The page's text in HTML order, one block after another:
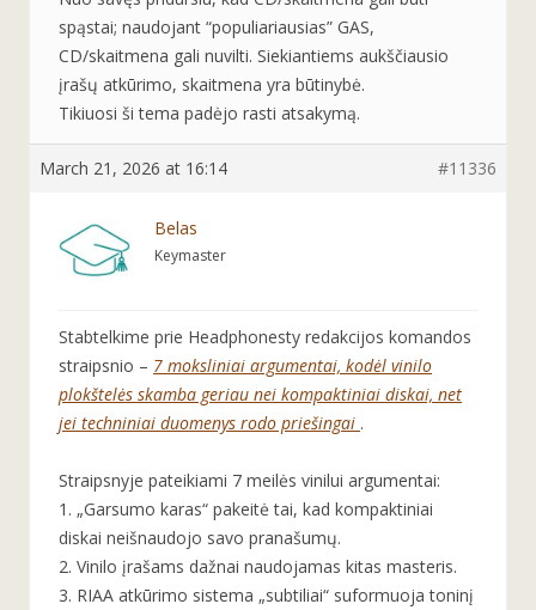
spąstai; naudojant “populiariausias” GAS,
CD/skaitmena gali nuvilti. Siekiantiems aukščiausio
įrašų atkūrimo, skaitmena yra būtinybė.
Tikiuosi ši tema padėjo rasti atsakymą.
March 21, 2026 at 16:14 #11336
Belas
Keymaster
Stabtelkime prie Headphonesty redakcijos komandos
straipsnio – 7 moksliniai argumentai, kodėl vinilo
plokštelės skamba geriau nei kompaktiniai diskai, net
jei techniniai duomenys rodo priešingai .
Straipsnyje pateikiami 7 meilės vinilui argumentai:
1. „Garsumo karas“ pakeitė tai, kad kompaktiniai
diskai neišnaudojo savo pranašumų.
2. Vinilo įrašams dažnai naudojamas kitas masteris.
3. RIAA atkūrimo sistema „subtiliai“ suformuoja toninį